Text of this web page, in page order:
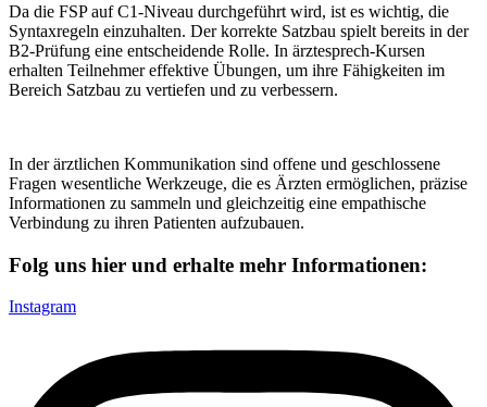
Da die FSP auf C1-Niveau durchgeführt wird, ist es wichtig, die
Syntaxregeln einzuhalten. Der korrekte Satzbau spielt bereits in der
B2-Prüfung eine entscheidende Rolle. In ärztesprech-Kursen
erhalten Teilnehmer effektive Übungen, um ihre Fähigkeiten im
Bereich Satzbau zu vertiefen und zu verbessern.
In der ärztlichen Kommunikation sind offene und geschlossene
Fragen wesentliche Werkzeuge, die es Ärzten ermöglichen, präzise
Informationen zu sammeln und gleichzeitig eine empathische
Verbindung zu ihren Patienten aufzubauen.
Folg uns hier und erhalte mehr Informationen:
Instagram